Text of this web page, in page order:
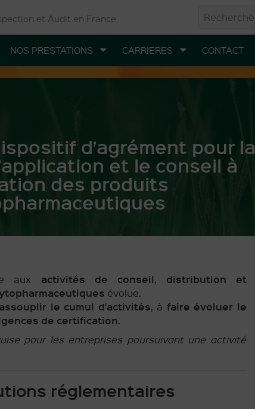
et Audit en France
NOS PRESTATIONS CARRIERES CONTACT
d’agrément pour la
et le conseil à
des produits
aux activités de conseil, distribution et
évolue.
assouplir le cumul d’activités, à faire évoluer le
de certification.
pour les entreprises poursuivant une activité
réglementaires